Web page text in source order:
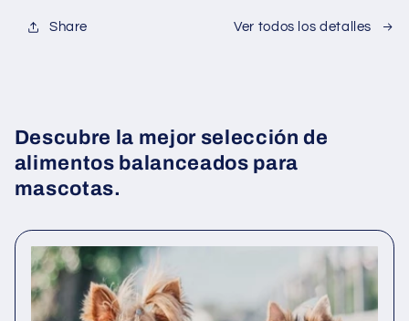
Huesos
Share Ver todos los detalles
Descubre la mejor selección de
alimentos balanceados para
mascotas.